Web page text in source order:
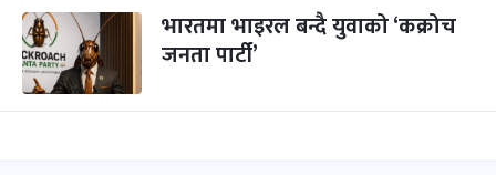
भारतमा भाइरल बन्दै युवाको ‘कक्रोच
जनता पार्टी’